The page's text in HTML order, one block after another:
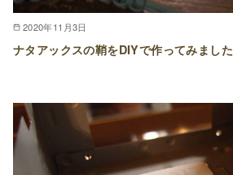
2020年11月3日
ナタアックスの鞘をDIYで作ってみました